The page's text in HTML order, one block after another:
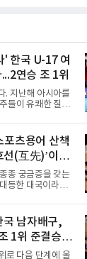
다양하다. 측면 공
6년 연장 계약에
니시우스는 재계
앞으로 6년, 그리
을 드러냈다.성사
그는 최근 잉글랜
아스널의 뜨거운
어진 재계약 협상
러
' 한국 U-17 여
연승 조 1위
. 지난해 아시아를
들이 유쾌한 질주
8일(한국시간) 칠
국제배구연맹
대회 조별리그 D조
3-1(25-19 18-25
푸에르토리코를
으로 조 1위에 올
.이날 승리는 남다
세계선수권에서
하
포츠용어 산책
선(互先)’이라
종 궁금증을 갖는
등한 대국이라고
말할까‘ 참조)'호
)', '먼저 선(先)'을
'는 뜻이다. 여기
한 판에서 두 사람
미가 아니다. 중국
국 남자배구,
1위 준결승
로 다음 단계에 올